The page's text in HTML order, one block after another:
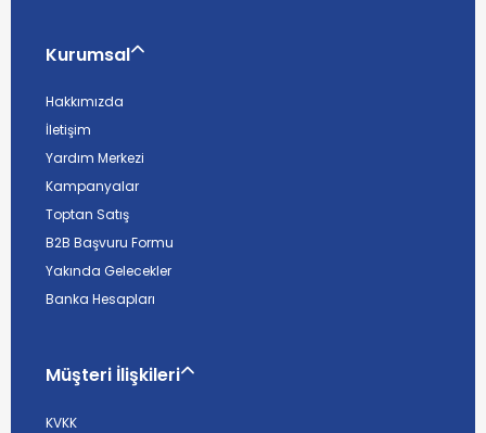
Kurumsal
Hakkımızda
İletişim
Yardım Merkezi
Kampanyalar
Toptan Satış
B2B Başvuru Formu
Yakında Gelecekler
Banka Hesapları
Müşteri İlişkileri
KVKK